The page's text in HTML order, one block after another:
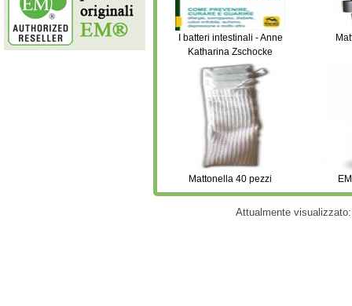
I batteri intestinali - Anne
Katharina Zschocke
Mattonella 40 pezzi
Attualmente